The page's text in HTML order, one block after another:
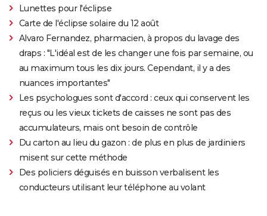
Lunettes pour l'éclipse
Carte de l'éclipse solaire du 12 août
Alvaro Fernandez, pharmacien, à propos du lavage des
draps : "L'idéal est de les changer une fois par semaine, ou
au maximum tous les dix jours. Cependant, il y a des
nuances importantes"
Les psychologues sont d'accord : ceux qui conservent les
reçus ou les vieux tickets de caisses ne sont pas des
accumulateurs, mais ont besoin de contrôle
Du carton au lieu du gazon : de plus en plus de jardiniers
misent sur cette méthode
Des policiers déguisés en buisson verbalisent les
conducteurs utilisant leur téléphone au volant